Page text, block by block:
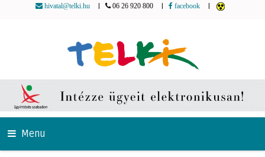
hivatal@telki.hu 06 26 920 800 facebook
Menu